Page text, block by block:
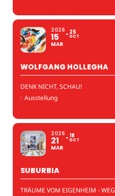
2026
15
MAR
25
OCT
WOLFGANG HOLLEGHA
DENK NICHT, SCHAU!
: Ausstellung
2026
21
MAR
18
OCT
SUBURBIA
TRÄUME VOM EIGENHEIM -